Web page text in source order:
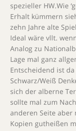
spezieller HW.Wie
Erhalt kümmern
zehn Jahre alte
Ideal wäre vllt.
Analog zu
Lage mal ganz
Entscheidend ist
Schwarz/Weiß
sich der alberne
sollte mal zum
anderen Seite aber
Kopien gutheißen